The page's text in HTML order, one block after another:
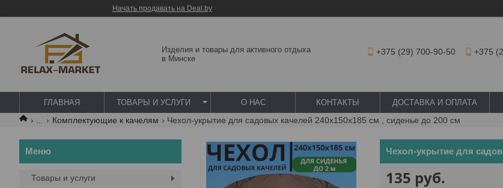
Начать продавать на Deal.by
Изделия и товары для активного отдыха
в Минске
+375 (29) 700-90-50 +375
ГЛАВНАЯ ТОВАРЫ И УСЛУГИ О НАС КОНТАКТЫ ДОСТАВКА И ОПЛАТА
Комплектующие к качелям Чехол-укрытие для садовых качелей 240х150х185 см , сиденье до 200 см
Чехол-укрытие для
135 руб.
Товары и услуги